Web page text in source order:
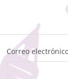
Correo